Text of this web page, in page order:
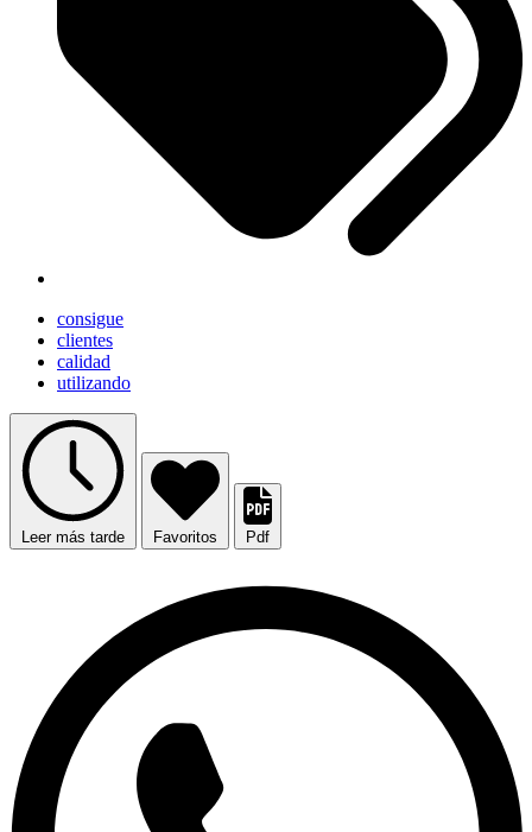
consigue
clientes
calidad
utilizando
Leer más tarde Favoritos Pdf